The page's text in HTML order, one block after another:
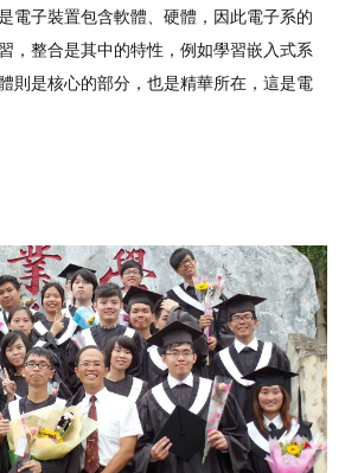
電子裝置包含軟體、硬體， 因此電子系的
，整合是其中的特性， 例如學習嵌入式系
則是核心的部分， 也是精華所在，這是電